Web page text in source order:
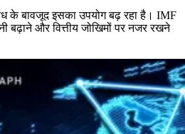
के बावजूद इसका उपयोग बढ़ रहा है। IMF
बढ़ाने और वित्तीय जोखिमों पर नजर रखने